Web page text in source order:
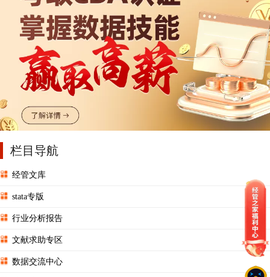
栏目导航
经管文库
stata专版
行业分析报告
文献求助专区
数据交流中心